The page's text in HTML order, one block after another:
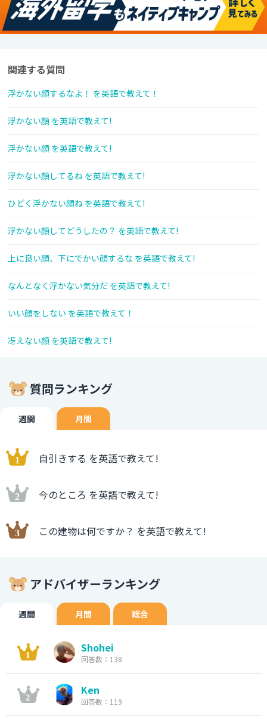
関連する質問
浮かない顔するなよ！ を英語で教えて！
浮かない顔 を英語で教えて!
浮かない顔 を英語で教えて!
浮かない顔してるね を英語で教えて!
ひどく浮かない顔ね を英語で教えて!
浮かない顔してどうしたの？ を英語で教えて!
上に良い顔、下にでかい顔するな を英語で教えて!
なんとなく浮かない気分だ を英語で教えて!
いい顔をしない を英語で教えて！
冴えない顔 を英語で教えて!
質問ランキング
週間 月間
自引きする を英語で教えて!
今のところ を英語で教えて!
この建物は何ですか？ を英語で教えて!
アドバイザーランキング
週間 月間 総合
Shohei
回答数：138
Ken
回答数：119